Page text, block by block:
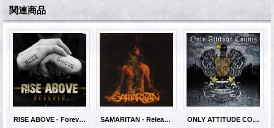
関連商品
RISE ABOVE - Forever [CD]
SAMARITAN - Release The Burden [CD]
ONLY ATTITUDE COUNTS - 20 Years of Attitude [2xCD]